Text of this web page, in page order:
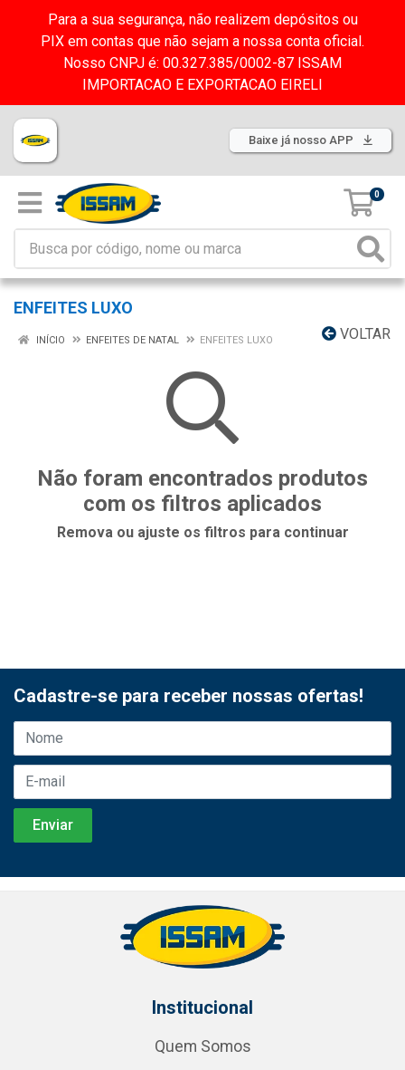
Para a sua segurança, não realizem depósitos ou
PIX em contas que não sejam a nossa conta oficial.
Nosso CNPJ é: 00.327.385/0002-87 ISSAM
IMPORTACAO E EXPORTACAO EIRELI
Baixe já nosso APP
0
ENFEITES LUXO
VOLTAR
INÍCIO ENFEITES DE NATAL ENFEITES LUXO
Não foram encontrados produtos
com os filtros aplicados
Remova ou ajuste os filtros para continuar
Cadastre-se para receber nossas ofertas!
Institucional
Quem Somos